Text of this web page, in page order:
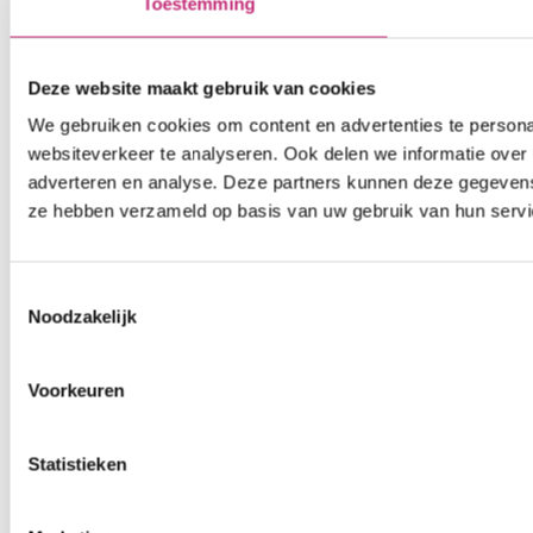
Deze website maakt gebruik van cookies
We gebruiken cookies om content en advertenties te
websiteverkeer te analyseren. Ook delen we informatie
adverteren en analyse. Deze partners kunnen deze
ze hebben verzameld op basis van uw gebruik van hun
Noodzakelijk
Voorkeuren
Statistieken